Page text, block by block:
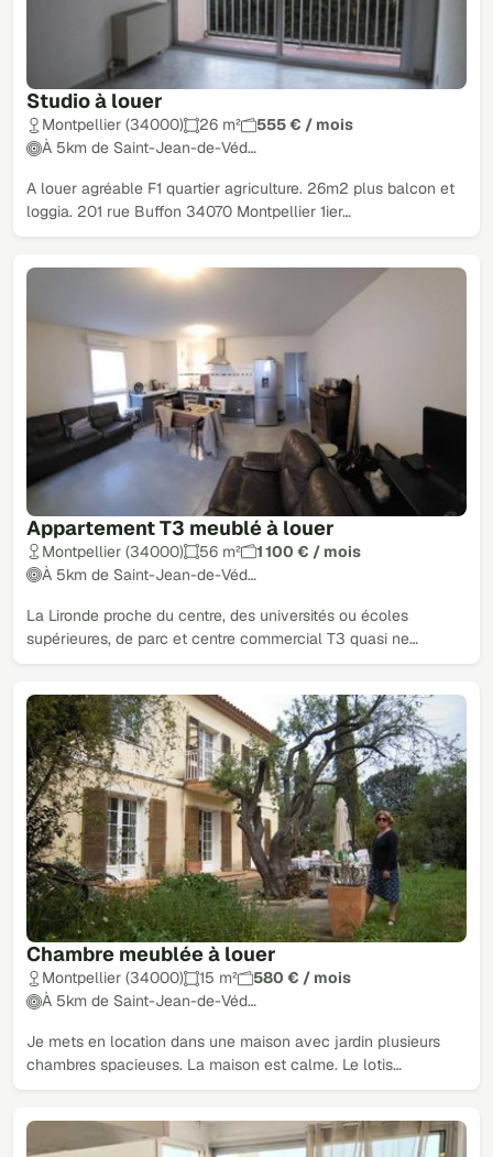
Studio à louer
Montpellier (34000) 26 m²
555 € / mois
À 5km de Saint-Jean-de-Véd…
A louer agréable F1 quartier agriculture. 26m2 plus balcon et
loggia. 201 rue Buffon 34070 Montpellier 1ier…
Appartement T3 meublé à louer
Montpellier (34000) 56 m²
1 100 € / mois
À 5km de Saint-Jean-de-Véd…
La Lironde proche du centre, des universités ou écoles
supérieures, de parc et centre commercial T3 quasi ne…
Chambre meublée à louer
Montpellier (34000) 15 m²
580 € / mois
À 5km de Saint-Jean-de-Véd…
Je mets en location dans une maison avec jardin plusieurs
chambres spacieuses. La maison est calme. Le lotis…